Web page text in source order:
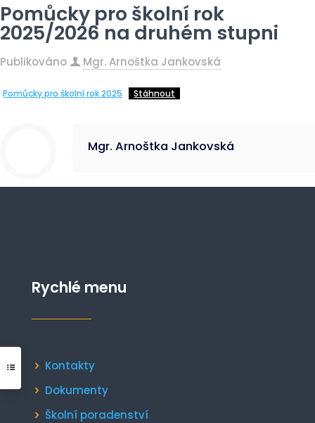
Pomůcky pro školní rok
2025/2026 na druhém stupni
Publikováno Mgr. Arnoštka Jankovská
Pomůcky pro školní rok 2025 Stáhnout
Mgr. Arnoštka Jankovská
Rychlé menu
Kontakty
Dokumenty
Školní poradenství